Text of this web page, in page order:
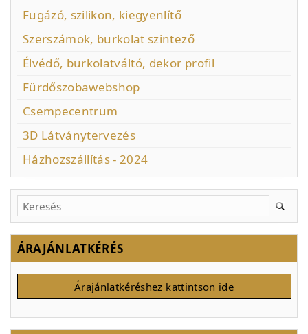
Fugázó, szilikon, kiegyenlítő
Szerszámok, burkolat szintező
Élvédő, burkolatváltó, dekor profil
Fürdőszobawebshop
Csempecentrum
3D Látványtervezés
Házhozszállítás - 2024
ÁRAJÁNLATKÉRÉS
Árajánlatkéréshez kattintson ide